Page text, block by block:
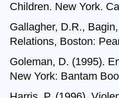
Children. New York.
Gallagher, D.R.,
Relations, Boston:
Goleman, D. (1995).
New York: Bantam